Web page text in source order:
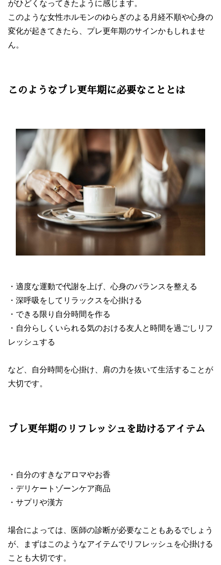
がひどくなってきたように感じます。
このような女性ホルモンのゆらぎのよる月経不順や心身の
変化が起きてきたら、プレ更年期のサインかもしれませ
ん。
このようなプレ更年期に必要なこととは
・適度な運動で代謝を上げ、心身のバランスを整える
・深呼吸をしてリラックスを心掛ける
・できる限り自分時間を作る
・自分らしくいられる気のおける友人と時間を過ごしリフ
レッシュする
など、自分時間を心掛け、肩の力を抜いて生活することが
大切です。
プレ更年期のリフレッシュを助けるアイテム
・自分のすきなアロマやお香
・デリケートゾーンケア商品
・サプリや漢方
場合によっては、医師の診断が必要なこともあるでしょう
が、まずはこのようなアイテムでリフレッシュを心掛ける
ことも大切です。